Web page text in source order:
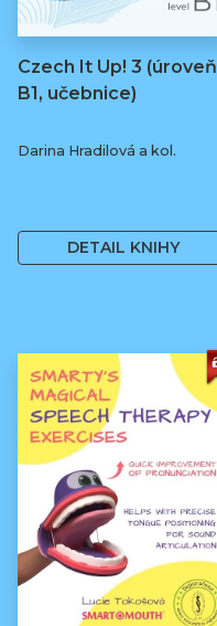
Czech It Up! 3 (úroveň
B1, učebnice)
Darina Hradilová a kol.
DETAIL KNIHY